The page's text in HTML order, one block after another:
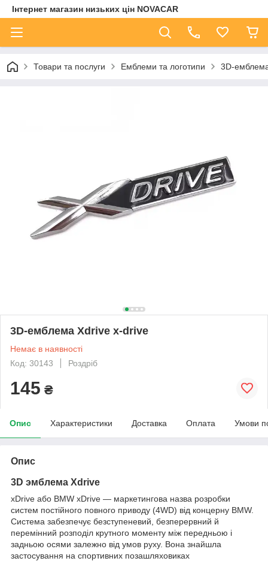
Інтернет магазин низьких цін NOVACAR
Товари та послуги Емблеми та логотипи 3D-
3D-емблема Xdrive x-drive
Немає в наявності
Код: 30143
Роздріб
145 ₴
Опис Характеристики Доставка Оплата Умови
Опис
3D эмблема Xdrive
xDrive або BMW xDrive — маркетингова назва розробки
систем постійного повного приводу (4WD) від концерну BMW.
Система забезпечує безступеневий, безперервний й
перемінний розподіл крутного моменту між передньою і
задньою осями залежно від умов руху. Вона знайшла
застосування на спортивних позашляховиках